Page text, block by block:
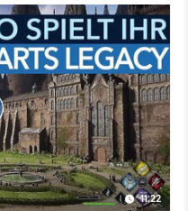
11:22